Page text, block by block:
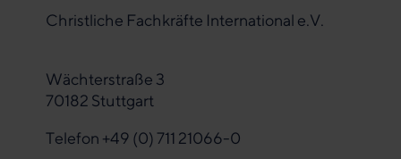
Christliche Fachkräfte International e.V.
Wächterstraße 3
70182 Stuttgart
Telefon +49 (0) 711 21066-0